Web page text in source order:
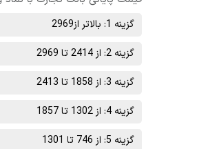
گزینه 1: بالاتر از2969
گزینه 2: از 2414 تا 2969
گزینه 3: از 1858 تا 2413
گزینه 4: از 1302 تا 1857
گزینه 5: از 746 تا 1301